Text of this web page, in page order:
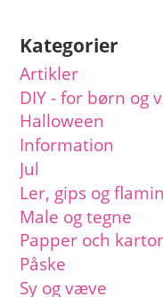
Kategorier
Artikler
DIY - for børn og
Halloween
Information
Jul
Ler, gips og
Male og tegne
Papper och
Påske
Sy og væve